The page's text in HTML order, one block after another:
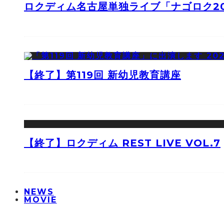
ロクディム名古屋単独ライブ「ナゴロク
【終了】第119回 新幼児教育講座
【終了】ロクディム REST LIVE VOL.7
NEWS
MOVIE